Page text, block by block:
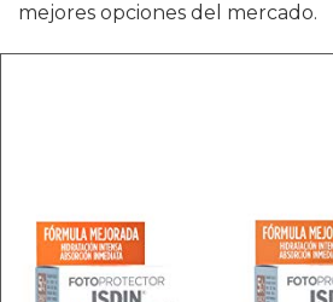
mejores opciones del mercado.